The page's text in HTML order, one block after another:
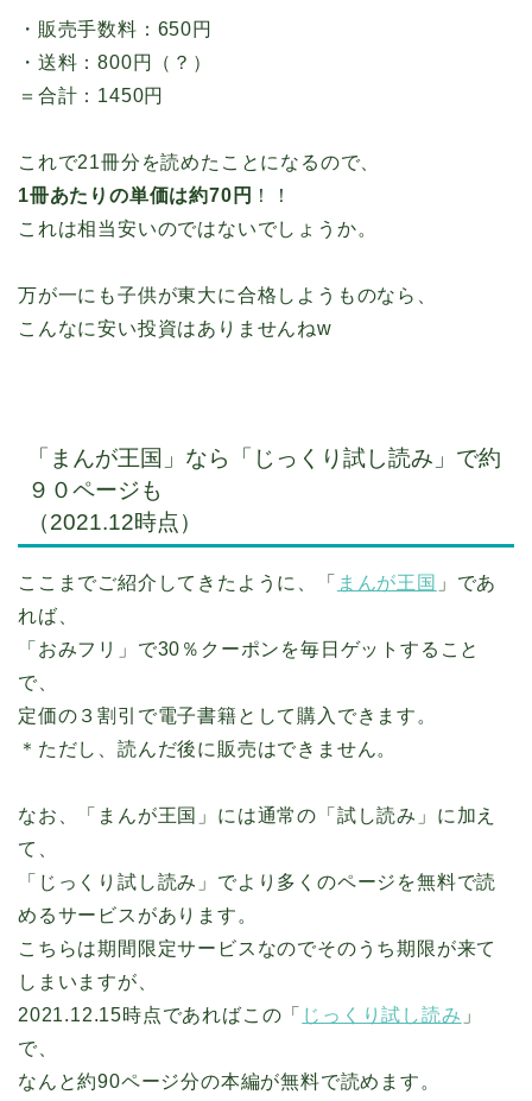
・販売手数料：650円
・送料：800円（？）
＝合計：1450円
これで21冊分を読めたことになるので、
1冊あたりの単価は約70円 ！！
これは相当安いのではないでしょうか。
万が一にも子供が東大に合格しようものなら、
こんなに安い投資はありませんねw
「まんが王国」なら「じっくり試し読み」で約
９０ページも
（2021.12時点）
ここまでご紹介してきたように、 「 まんが王国 」であ
れば、
「おみフリ」で30％クーポンを毎日ゲットすること
で、
定価の３割引で電子書籍として購入できます。
＊ただし、読んだ後に販売はできません。
なお、「まんが王国」には通常の「試し読み」に加え
て、
「じっくり試し読み」でより多くのページを無料で読
めるサービスがあります。
こちらは期間限定サービスなのでそのうち期限が来て
しまいますが、
2021.12.15時点であればこの「 じっくり試し読み 」
で、
なんと約90ページ分の本編が無料で読めます。